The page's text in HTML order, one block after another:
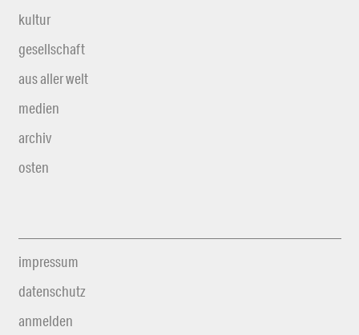
kultur
gesellschaft
aus aller welt
medien
archiv
osten
impressum
datenschutz
anmelden